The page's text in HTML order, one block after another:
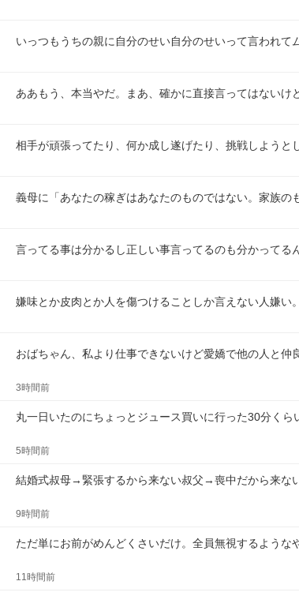
いっつもうちの親に自分のせい自分のせいって言われて
ああもう、本当やだ。まあ、確かに直接言ってはないけ
相手が頑張ってたり、何か成し遂げたり、挑戦しようと
義母に「あなたの稼ぎはあなたのものではない。家族の
言ってる事は分かるし正しい事言ってるのも分かってる
嫌味とか皮肉とか人を傷つけることしか言えない人嫌い
おばちゃん、私より仕事できないけど愛嬌で他の人と仲
3時間前
丸一日いたのにちょっとジュース買いに行った30分く
5時間前
結婚式叔母→緊張するから来ない叔父→喪中だから来な
9時間前
ただ単にお前がめんどくさいだけ。全員無視するような
11時間前